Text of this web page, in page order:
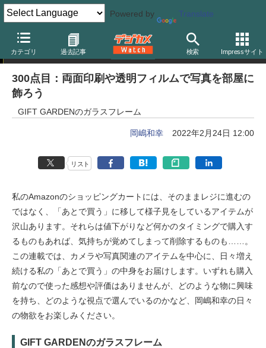
Powered by Translate
カテゴリ 過去記事 検索 Impressサイト
岡嶋和幸の「あとで買う」
300点目：両面印刷や透明フィルムで写真を部屋に
飾ろう
GIFT GARDENのガラスフレーム
岡嶋和幸 2022年2月24日 12:00
リスト
私のAmazonのショッピングカートには、そのままレジに進むの
ではなく、「あとで買う」に移して様子見をしているアイテムが
沢山あります。それらは値下がりなど何かのタイミングで購入す
るものもあれば、気持ちが覚めてしまって削除するものも……。
この連載では、カメラや写真関連のアイテムを中心に、日々増え
続ける私の「あとで買う」の中身をお届けします。いずれも購入
前なので使った感想や評価はありませんが、どのような物に興味
を持ち、どのような視点で選んでいるのかなど、岡嶋和幸の日々
の物欲をお楽しみください。
GIFT GARDENのガラスフレーム